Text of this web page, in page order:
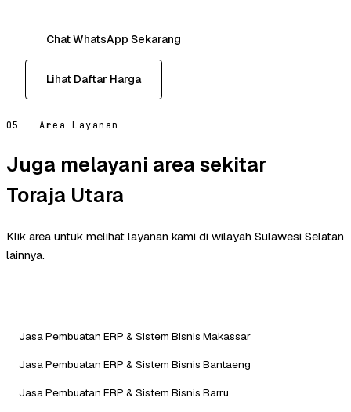
Chat WhatsApp Sekarang
Lihat Daftar Harga
05 — Area Layanan
Juga melayani area sekitar
Toraja Utara
Klik area untuk melihat layanan kami di wilayah Sulawesi Selatan
lainnya.
Jasa Pembuatan ERP & Sistem Bisnis Makassar
Jasa Pembuatan ERP & Sistem Bisnis Bantaeng
Jasa Pembuatan ERP & Sistem Bisnis Barru